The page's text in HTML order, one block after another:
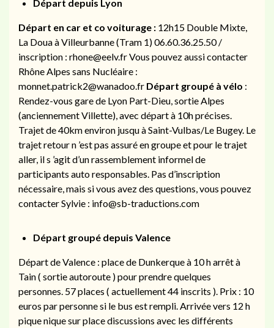
Départ depuis Lyon
Départ en car et co voiturage : 12h15 Double Mixte,
La Doua à Villeurbanne (Tram 1) 06.60.36.25.50 /
inscription : rhone@eelv.fr Vous pouvez aussi contacter
Rhône Alpes sans Nucléaire :
monnet.patrick2@wanadoo.fr Départ groupé à vélo :
Rendez-vous gare de Lyon Part-Dieu, sortie Alpes
(anciennement Villette), avec départ à 10h précises.
Trajet de 40km environ jusqu à Saint-Vulbas/Le Bugey. Le
trajet retour n ’est pas assuré en groupe et pour le trajet
aller, il s ’agit d’un rassemblement informel de
participants auto responsables. Pas d’inscription
nécessaire, mais si vous avez des questions, vous pouvez
contacter Sylvie : info@sb-traductions.com
Départ groupé depuis Valence
Départ de Valence : place de Dunkerque à 10 h arrêt à
Tain ( sortie autoroute ) pour prendre quelques
personnes. 57 places ( actuellement 44 inscrits ). Prix : 10
euros par personne si le bus est rempli. Arrivée vers 12 h
pique nique sur place discussions avec les différents